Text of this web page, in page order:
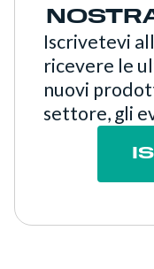
Iscrivetevi
ricevere le
nuovi
settore, gli